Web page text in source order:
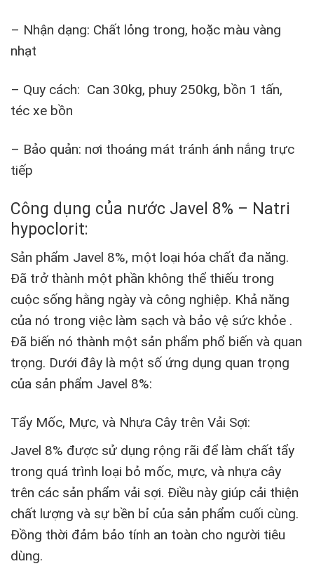
– Nhận dạng: Chất lỏng trong, hoặc màu vàng
nhạt
– Quy cách: Can 30kg, phuy 250kg, bồn 1 tấn,
téc xe bồn
– Bảo quản: nơi thoáng mát tránh ánh nắng trực
tiếp
Công dụng của nước Javel 8% – Natri
hypoclorit:
Sản phẩm Javel 8%, một loại hóa chất đa năng.
Đã trở thành một phần không thể thiếu trong
cuộc sống hằng ngày và công nghiệp. Khả năng
của nó trong việc làm sạch và bảo vệ sức khỏe .
Đã biến nó thành một sản phẩm phổ biến và quan
trọng. Dưới đây là một số ứng dụng quan trọng
của sản phẩm Javel 8%:
Tẩy Mốc, Mực, và Nhựa Cây trên Vải Sợi:
Javel 8% được sử dụng rộng rãi để làm chất tẩy
trong quá trình loại bỏ mốc, mực, và nhựa cây
trên các sản phẩm vải sợi. Điều này giúp cải thiện
chất lượng và sự bền bỉ của sản phẩm cuối cùng.
Đồng thời đảm bảo tính an toàn cho người tiêu
dùng.